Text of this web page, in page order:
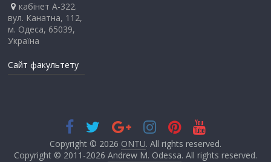
кабінет А-322.
вул. Канатна, 112,
м. Одеса, 65039,
Україна
Сайт факультету
Copyright © 2026 ONTU. All rights reserved.
Copyright © 2011-2026 Andrew M. Odessa. All rights reserved.